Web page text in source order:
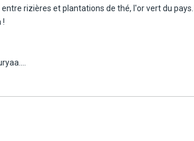
rizières et plantations de thé, l'or vert du
!